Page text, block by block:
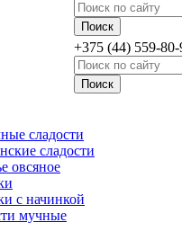
+375 (44) 559-
сладости
сладости
овсяное
с начинкой
мучные